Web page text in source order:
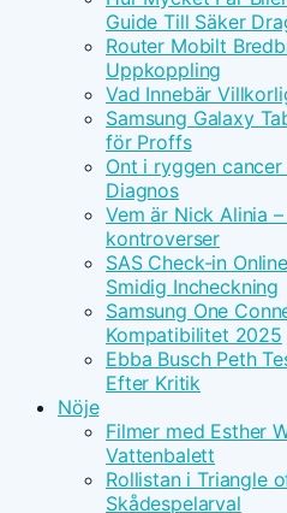
Guide Till Säker
Router Mobilt
Uppkoppling
Vad Innebär
Samsung Galaxy
för Proffs
Ont i ryggen
Diagnos
Vem är Nick Alinia
kontroverser
SAS Check-in
Smidig Incheckning
Samsung One
Kompatibilitet 2025
Ebba Busch Peth
Efter Kritik
Nöje
Filmer med Esther
Vattenbalett
Rollistan i Triangle
Skådespelarval